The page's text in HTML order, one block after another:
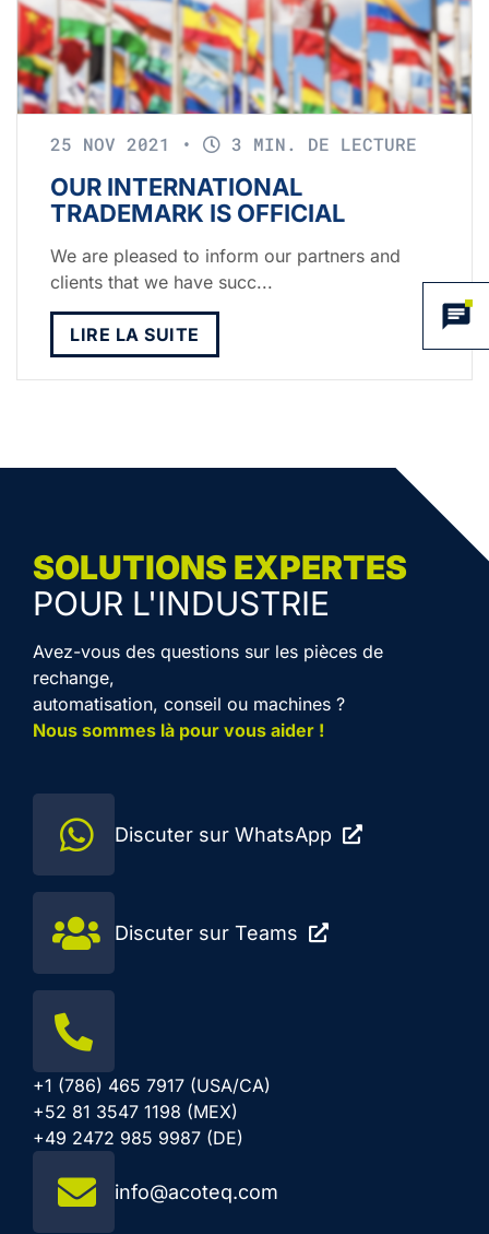
25 NOV 2021 • 3 MIN. DE LECTURE
OUR INTERNATIONAL
TRADEMARK IS OFFICIAL
We are pleased to inform our partners and
clients that we have succ...
LIRE LA SUITE
SOLUTIONS EXPERTES
POUR L'INDUSTRIE
Avez-vous des questions sur les pièces de
rechange,
automatisation, conseil ou machines ?
Nous sommes là pour vous aider !
Discuter sur WhatsApp
Discuter sur Teams
+1 (786) 465 7917 (USA/CA)
+52 81 3547 1198 (MEX)
+49 2472 985 9987 (DE)
info@acoteq.com